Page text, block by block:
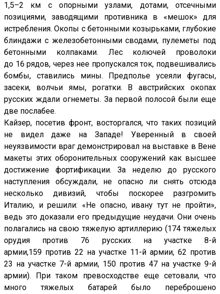
1,5–2 км с опорными узлами, дотами, отсечными
позициями, заводящими противника в «мешок» для
истребления. Окопы с бетонными козырьками, глубокие
блиндажи с железобетонными сводами, пулеметы под
бетонными колпаками. Лес колючей проволоки
до 16 рядов, через нее пропускался ток, подвешивались
бомбы, ставились мины. Предполье усеяли фугасы,
засеки, волчьи ямы, рогатки. В австрийских окопах
русских ждали огнеметы. За первой полосой были еще
две послабее.
Кайзер, посетив фронт, восторгался, что таких позиций
не видел даже на Западе! Уверенный в своей
неуязвимости враг демонстрировал на выставке в Вене
макеты этих оборонительных сооружений как высшее
достижение фортификации. За неделю до русского
наступления обсуждали, не опасно ли снять отсюда
несколько дивизий, чтобы поскорее разгромить
Италию, и решили: «Не опасно, ивану тут не пройти»,
ведь это доказали его предыдущие неудачи. Они очень
полагались на свою тяжелую артиллерию (174 тяжелых
орудия против 76 русских на участке 8-й
армии,159 против 22 на участке 11-й армии, 62 против
23 на участке 7-й армии, 150 против 47 на участке 9-й
армии). При таком превосходстве еще сетовали, что
много тяжелых батарей было переброшено